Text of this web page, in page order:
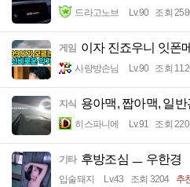
드라고노브 Lv.90 조회
게임 이자 진죠우니 잇폰
사랑방손님 Lv.90 조회
지식 용아맥, 짭아맥, 일반
히스파니에 Lv.91 조회
기타 후방조심 ㅡ 우한경
입술돼지 Lv.43 조회 3204 추